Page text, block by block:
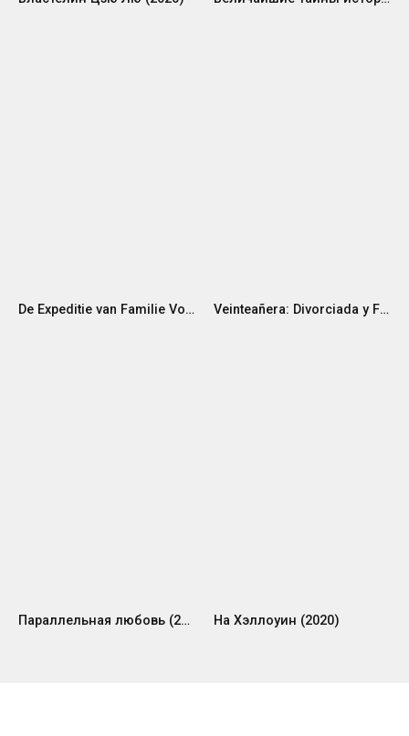
De Expeditie van Familie Vos (2020) Veinteañera: Divorciada y Fantástica (2020)
Параллельная любовь (2020) На Хэллоуин (2020)